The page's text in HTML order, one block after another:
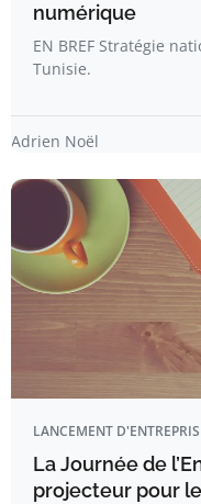
numérique
EN BREF Stratégie
Tunisie.
Adrien Noël
LANCEMENT
La Journée de
projecteur pour